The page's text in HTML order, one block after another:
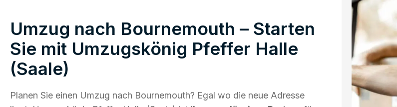
Umzug nach Bournemouth – Starten
Sie mit Umzugskönig Pfeffer Halle
(Saale)
Planen Sie einen Umzug nach Bournemouth? Egal wo die neue Adresse